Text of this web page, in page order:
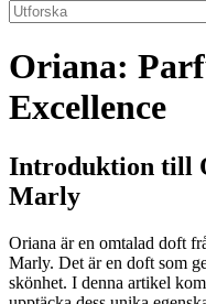
Oriana:
Excellence
Introduktion till
Marly
Oriana är en omtalad doft
Marly. Det är en doft som
skönhet. I denna artikel